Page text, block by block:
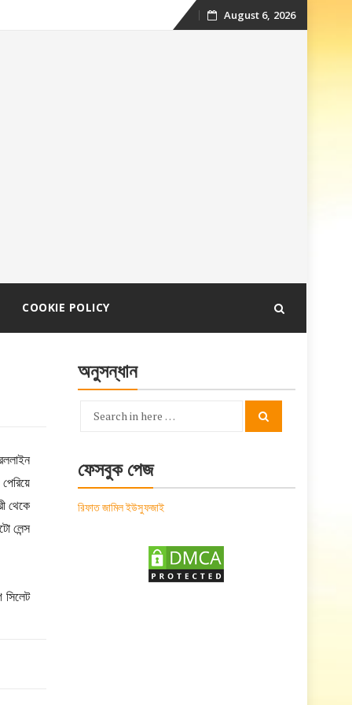
Skip
August 6, 2026
COOKIE POLICY
থেকে
লেন্স
অনুসন্ধান
Search
ফেসবুক পেজ
রিফাত জামিল ইউসুফজাই